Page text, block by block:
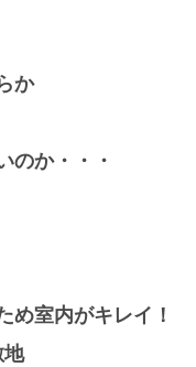
か
のか・・・
め室内がキレイ！
地